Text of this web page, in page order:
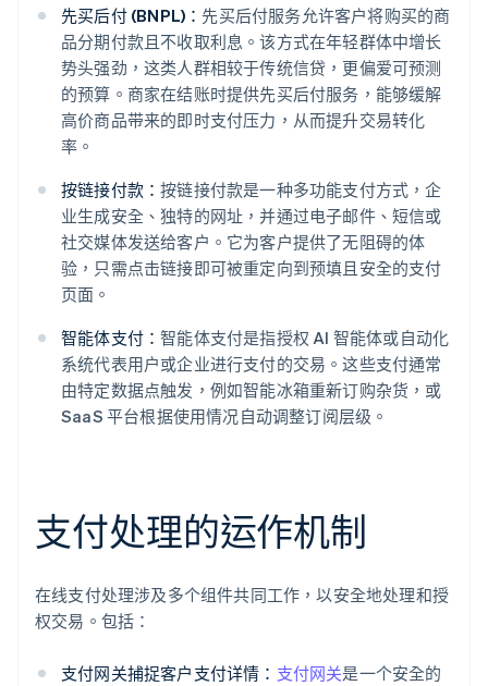
先买后付 (BNPL)： 先买后付服务允许客户将购买的商
品分期付款且不收取利息。该方式在年轻群体中增长
势头强劲，这类人群相较于传统信贷，更偏爱可预测
的预算。商家在结账时提供先买后付服务，能够缓解
高价商品带来的即时支付压力，从而提升交易转化
率。
按链接付款：按链接付款是一种多功能支付方式，企
业生成安全、独特的网址，并通过电子邮件、短信或
社交媒体发送给客户。它为客户提供了无阻碍的体
验，只需点击链接即可被重定向到预填且安全的支付
页面。
智能体支付：智能体支付是指授权 AI 智能体或自动化
系统代表用户或企业进行支付的交易。这些支付通常
由特定数据点触发，例如智能冰箱重新订购杂货，或
SaaS 平台根据使用情况自动调整订阅层级。
支付处理的运作机制
在线支付处理涉及多个组件共同工作，以安全地处理和授
权交易。包括：
支付网关捕捉客户支付详情： 支付网关是一个安全的